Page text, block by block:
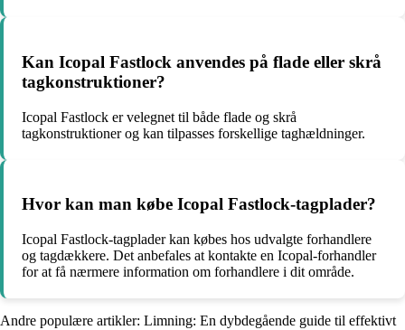
Kan Icopal Fastlock anvendes på flade eller skrå
tagkonstruktioner?
Icopal Fastlock er velegnet til både flade og skrå
tagkonstruktioner og kan tilpasses forskellige taghældninger.
Hvor kan man købe Icopal Fastlock-tagplader?
Icopal Fastlock-tagplader kan købes hos udvalgte forhandlere
og tagdækkere. Det anbefales at kontakte en Icopal-forhandler
for at få nærmere information om forhandlere i dit område.
Andre populære artikler: Limning: En dybdegående guide til effektivt